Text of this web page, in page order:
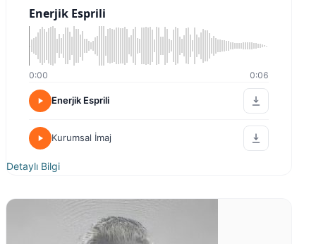
Enerjik Esprili
0:00 0:06
Enerjik Esprili
Kurumsal İmaj
Detaylı Bilgi